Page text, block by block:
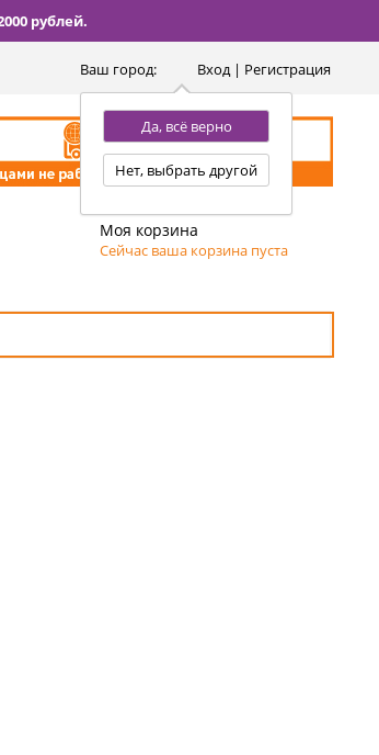
рублей.
Ваш город:
Да, всё верно
Нет, выбрать другой
Вход | Регистрация
Моя корзина
Сейчас ваша корзина пуста